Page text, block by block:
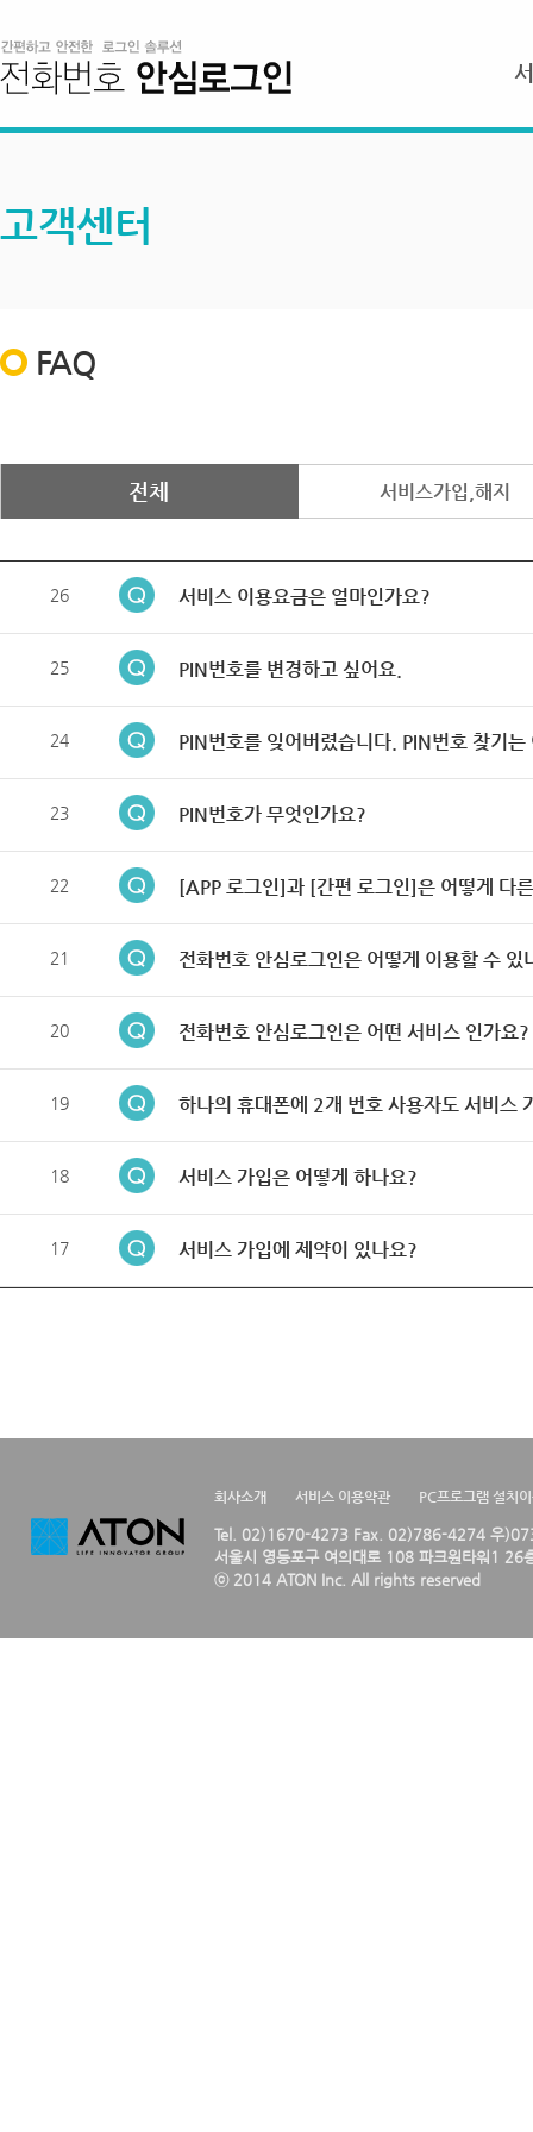
고객센터
FAQ
전체 서비스가입,해지
26 서비스 이용요금은 얼마인가요?
25 PIN번호를 변경하고 싶어요.
24 PIN번호를 잊어버렸습니다. PIN번호 찾기는
23 PIN번호가 무엇인가요?
22 [APP 로그인]과 [간편 로그인]은 어떻게 다
21 전화번호 안심로그인은 어떻게 이용할 수 있
20 전화번호 안심로그인은 어떤 서비스 인가요?
19 하나의 휴대폰에 2개 번호 사용자도 서비스
18 서비스 가입은 어떻게 하나요?
17 서비스 가입에 제약이 있나요?
회사소개 서비스 이용약관 PC프로그램 설치
Tel. 02)1670-4273 Fax. 02)786-4274 우
서울시 영등포구 여의대로 108 파크원타워1 26
ⓒ 2014 ATON Inc. All rights reserved